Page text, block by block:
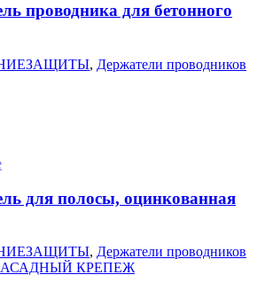
проводника для бетонного
, Держатели проводников
для полосы, оцинкованная
, Держатели проводников
КРЕПЕЖ